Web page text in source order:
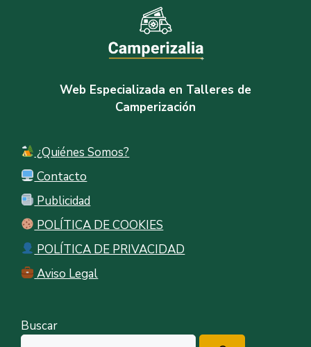
Web Especializada en Talleres de
Camperización
¿Quiénes Somos?
Contacto
Publicidad
POLÍTICA DE COOKIES
POLÍTICA DE PRIVACIDAD
Aviso Legal
Buscar